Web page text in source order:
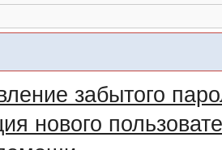
забытого
нового